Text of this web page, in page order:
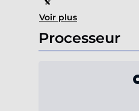
Item
2
of
4
Voir plus
Processeur